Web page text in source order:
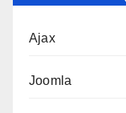
Ajax
Joomla